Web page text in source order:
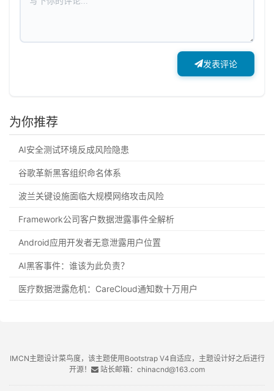
发表评论
为你推荐
AI安全测试环境反成风险隐患
谷歌革新黑客组织命名体系
波兰关键设施面临大规模网络攻击风险
Framework公司客户数据泄露事件全解析
Android应用开发者无意泄露用户位置
AI黑客事件：谁该为此负责？
医疗数据泄露危机：CareCloud通知数十万用户
IMCN主题设计菜鸟度，该主题使用Bootstrap V4自适应，主题设计好之后进行
开源！
站长邮箱：chinacnd@163.com